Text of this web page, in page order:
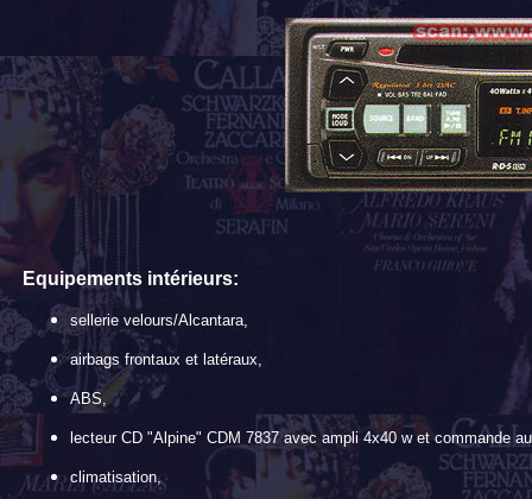
Equipements intérieurs:
sellerie velours/Alcantara,
airbags frontaux et latéraux,
ABS,
lecteur CD "Alpine" CDM 7837 avec ampli 4x40 w et commande
climatisation,